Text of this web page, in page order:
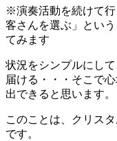
※演奏活動を続けて
客さんを選ぶ」とい
てみます
状況をシンプルにし
届ける・・・そこで
出できると思います。
このことは、クリス
です。